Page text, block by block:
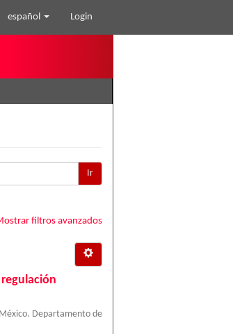
español Login
Ir
filtros avanzados
Departamento de